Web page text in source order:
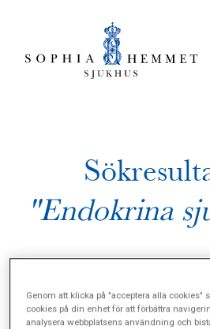
"Endokrina
Genom att klicka på "acceptera alla cookies"
cookies på din enhet för att förbättra
analysera webbplatsens användning och